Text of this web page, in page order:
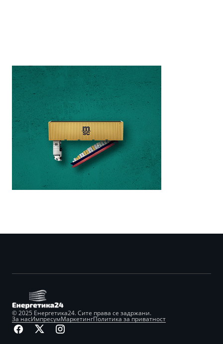
© 2025 Енергетика24. Сите права се задржани.
За насИмпресумМаркетингПолитика за приватност